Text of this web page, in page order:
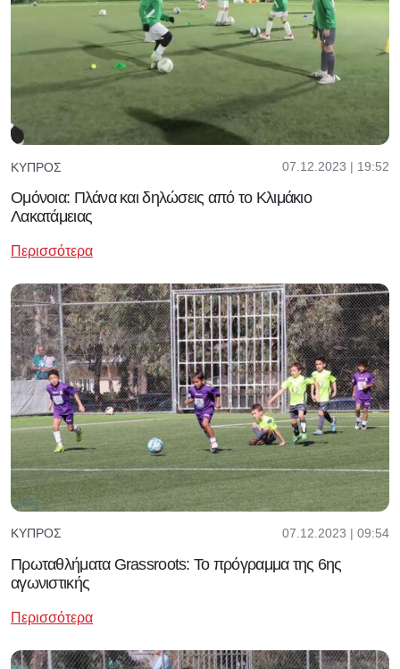
ΚΎΠΡΟΣ 07.12.2023 | 19:52
Ομόνοια: Πλάνα και δηλώσεις από το Κλιμάκιο
Λακατάμειας
Περισσότερα
ΚΎΠΡΟΣ 07.12.2023 | 09:54
Πρωταθλήματα Grassroots: Το πρόγραμμα της 6ης
αγωνιστικής
Περισσότερα